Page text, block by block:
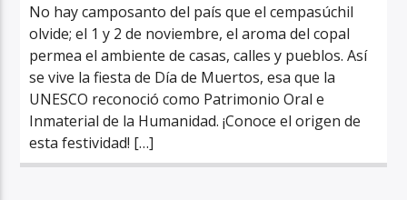
No hay camposanto del país que el cempasúchil
olvide; el 1 y 2 de noviembre, el aroma del copal
permea el ambiente de casas, calles y pueblos. Así
se vive la fiesta de Día de Muertos, esa que la
UNESCO reconoció como Patrimonio Oral e
Inmaterial de la Humanidad. ¡Conoce el origen de
esta festividad! […]